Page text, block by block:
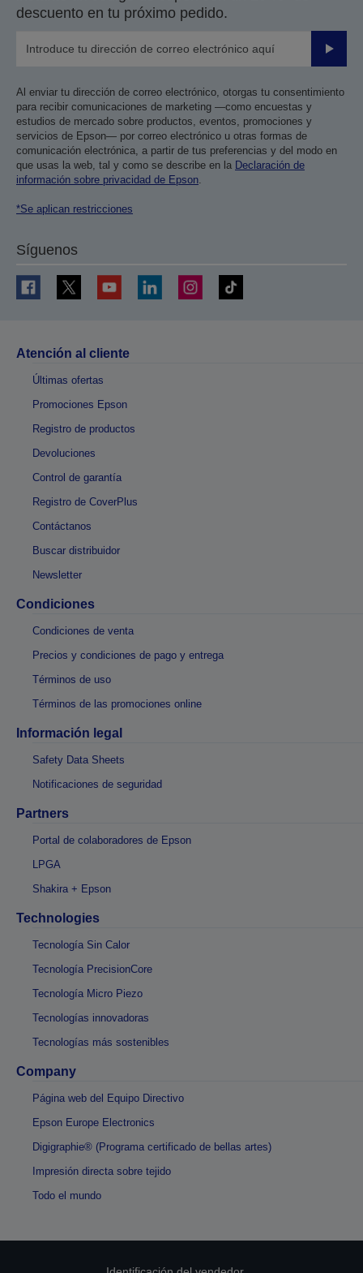
descuento en tu próximo pedido.
Enviar
Al enviar tu dirección de correo electrónico, otorgas tu consentimiento
para recibir comunicaciones de marketing —como encuestas y
estudios de mercado sobre productos, eventos, promociones y
servicios de Epson— por correo electrónico u otras formas de
comunicación electrónica, a partir de tus preferencias y del modo en
que usas la web, tal y como se describe en la Declaración de
información sobre privacidad de Epson.
*Se aplican restricciones
Síguenos
Atención al cliente
Últimas ofertas
Promociones Epson
Registro de productos
Devoluciones
Control de garantía
Registro de CoverPlus
Contáctanos
Buscar distribuidor
Newsletter
Condiciones
Condiciones de venta
Precios y condiciones de pago y entrega
Términos de uso
Términos de las promociones online
Información legal
Safety Data Sheets
Notificaciones de seguridad
Partners
Portal de colaboradores de Epson
LPGA
Shakira + Epson
Technologies
Tecnología Sin Calor
Tecnología PrecisionCore
Tecnología Micro Piezo
Tecnologías innovadoras
Tecnologías más sostenibles
Company
Página web del Equipo Directivo
Epson Europe Electronics
Digigraphie® (Programa certificado de bellas artes)
Impresión directa sobre tejido
Todo el mundo